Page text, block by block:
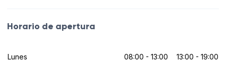
Horario de apertura
Lunes 08:00 - 13:00 13:00 - 19:00